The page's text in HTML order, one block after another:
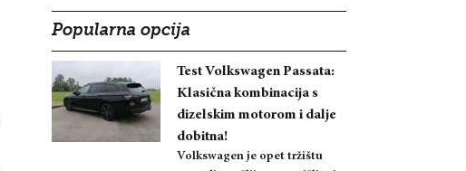
Popularna opcija
Test Volkswagen Passata:
Klasična kombinacija s
dizelskim motorom i dalje
dobitna!
Volkswagen je opet tržištu